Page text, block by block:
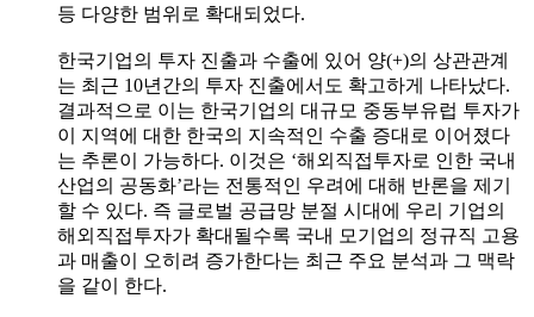
등 다양한 범위로 확대되었다.
한국기업의 투자 진출과 수출에 있어 양(+)의 상관관계
는 최근 10년간의 투자 진출에서도 확고하게 나타났다.
결과적으로 이는 한국기업의 대규모 중동부유럽 투자가
이 지역에 대한 한국의 지속적인 수출 증대로 이어졌다
는 추론이 가능하다. 이것은 ‘해외직접투자로 인한 국내
산업의 공동화’라는 전통적인 우려에 대해 반론을 제기
할 수 있다. 즉 글로벌 공급망 분절 시대에 우리 기업의
해외직접투자가 확대될수록 국내 모기업의 정규직 고용
과 매출이 오히려 증가한다는 최근 주요 분석과 그 맥락
을 같이 한다.